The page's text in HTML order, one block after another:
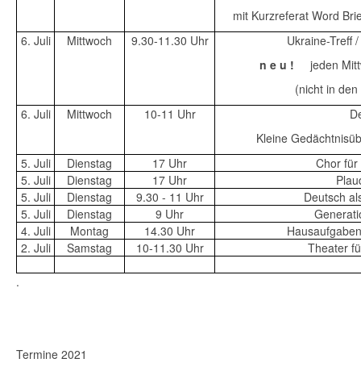
mit Kurzreferat Word
6. Juli
Mittwoch 9.30-11.30 Uhr
Ukraine-Treff
n e u !
jeden
(nicht in
6. Juli
Mittwoch 10-11 Uhr
Kleine
5. Juli
Dienstag 17 Uhr
Chor für
5. Juli
Dienstag 17 Uhr
5. Juli
Dienstag 9.30 - 11 Uhr
Deutsch
5. Juli
Dienstag 9 Uhr
4. Juli
Montag 14.30 Uhr
2. Juli
Samstag 10-11.30 Uhr Theater
.
Termine 2021